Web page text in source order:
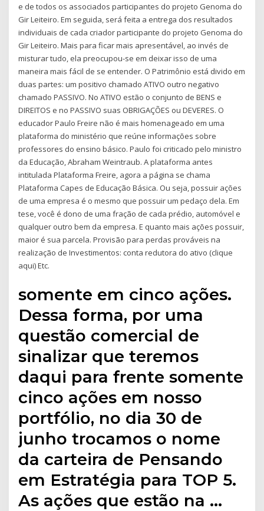
e de todos os associados participantes do projeto Genoma do
Gir Leiteiro. Em seguida, será feita a entrega dos resultados
individuais de cada criador participante do projeto Genoma do
Gir Leiteiro. Mais para ficar mais apresentável, ao invés de
misturar tudo, ela preocupou-se em deixar isso de uma
maneira mais fácil de se entender. O Patrimônio está divido em
duas partes: um positivo chamado ATIVO outro negativo
chamado PASSIVO. No ATIVO estão o conjunto de BENS e
DIREITOS e no PASSIVO suas OBRIGAÇÕES ou DEVERES. O
educador Paulo Freire não é mais homenageado em uma
plataforma do ministério que reúne informações sobre
professores do ensino básico. Paulo foi criticado pelo ministro
da Educação, Abraham Weintraub. A plataforma antes
intitulada Plataforma Freire, agora a página se chama
Plataforma Capes de Educação Básica. Ou seja, possuir ações
de uma empresa é o mesmo que possuir um pedaço dela. Em
tese, você é dono de uma fração de cada prédio, automóvel e
qualquer outro bem da empresa. E quanto mais ações possuir,
maior é sua parcela. Provisão para perdas prováveis na
realização de Investimentos: conta redutora do ativo (clique
aqui) Etc.
somente em cinco ações.
Dessa forma, por uma
questão comercial de
sinalizar que teremos
daqui para frente somente
cinco ações em nosso
portfólio, no dia 30 de
junho trocamos o nome
da carteira de Pensando
em Estratégia para TOP 5.
As ações que estão na …